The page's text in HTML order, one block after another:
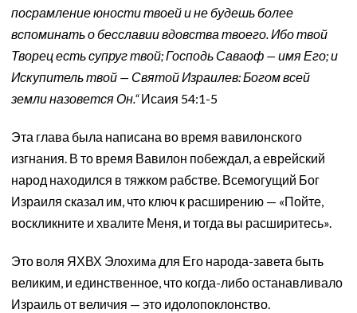
посрамление юности твоей и не будешь более
вспоминать о бесславии вдовства твоего. Ибо твой
Творец есть супруг твой; Господь Саваоф — имя Его; и
Искупитель твой — Святой Израилев: Богом всей
земли назовется Он.“Исаия 54:1-5
Эта глава была написана во время вавилонского
изгнания. В то время Вавилон побеждал, а еврейский
народ находился в тяжком рабстве. Всемогущий Бог
Израиля сказал им, что ключ к расширению — «Пойте,
воскликните и хвалите Меня, и тогда вы расширитесь».
Это воля ЯХВХ Элохимa для Его народа-завета быть
великим, и единственное, что когда-либо останавливало
Израиль от величия — это идолопоклонство.